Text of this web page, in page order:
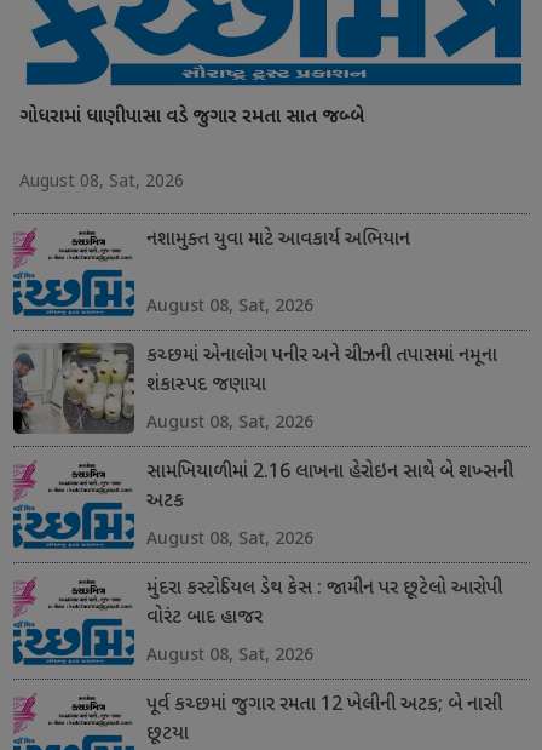
ગોધરામાં ધાણીપાસા વડે જુગાર રમતા સાત જબ્બે
August 08, Sat, 2026
નશામુક્ત યુવા માટે આવકાર્ય અભિયાન
August 08, Sat, 2026
કચ્છમાં એનાલોગ પનીર અને ચીઝની તપાસમાં નમૂના
શંકાસ્પદ જણાયા
August 08, Sat, 2026
સામખિયાળીમાં 2.16 લાખના હેરોઇન સાથે બે શખ્સની
અટક
August 08, Sat, 2026
મુંદરા કસ્ટોડિયલ ડેથ કેસ : જામીન પર છૂટેલો આરોપી
વોરંટ બાદ હાજર
August 08, Sat, 2026
પૂર્વ કચ્છમાં જુગાર રમતા 12 ખેલીની અટક; બે નાસી
છૂટયા